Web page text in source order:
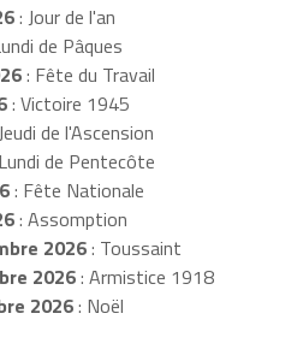
: Jour de l'an
de Pâques
: Fête du Travail
: Victoire 1945
de l'Ascension
de Pentecôte
: Fête Nationale
: Assomption
2026: Toussaint
2026: Armistice 1918
2026: Noël